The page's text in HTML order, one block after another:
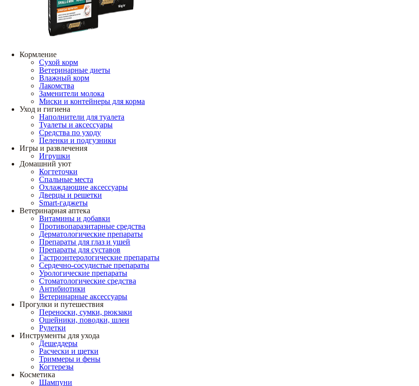
Кормление
Сухой корм
Ветеринарные диеты
Влажный корм
Лакомства
Заменители молока
Миски и контейнеры для корма
Уход и гигиена
Наполнители для туалета
Туалеты и аксессуары
Средства по уходу
Пеленки и подгузники
Игры и развлечения
Игрушки
Домашний уют
Когтеточки
Спальные места
Охлаждающие аксессуары
Дверцы и решетки
Smart-гаджеты
Ветеринарная аптека
Витамины и добавки
Противопаразитарные средства
Дерматологические препараты
Препараты для глаз и ушей
Препараты для суставов
Гастроэнтерологические препараты
Сердечно-сосудистые препараты
Урологические препараты
Стоматологические средства
Антибиотики
Ветеринарные аксессуары
Прогулки и путешествия
Переноски, сумки, рюкзаки
Ошейники, поводки, шлеи
Рулетки
Инструменты для ухода
Дешеддеры
Расчески и щетки
Триммеры и фены
Когтерезы
Косметика
Шампуни